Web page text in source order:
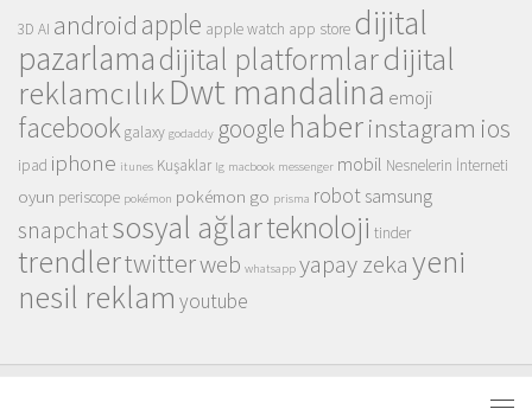
3D AI android apple apple watch app store dijital
pazarlamadijital platformlardijital
reklamcılıkDwt mandalina emoji
facebookgalaxy godaddy google haberinstagram ios
ipad iphone itunes Kuşaklar lg macbook messenger mobil Nesnelerin İnterneti
oyun periscope pokémon pokémon go prisma robot samsung
snapchatsosyal ağlarteknoloji tinder
trendlertwitterweb whatsapp yapay zekayeni
nesil reklam youtube